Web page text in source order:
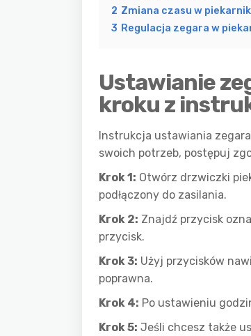
2 Zmiana czasu w
3 Regulacja zegara w
Ustawianie
kroku z
Instrukcja ustawiania
swoich potrzeb, postępuj
Krok 1: Otwórz drzwiczki
podłączony do zasilania.
Krok 2: Znajdź przycisk
przycisk.
Krok 3: Użyj przycisków
poprawna.
Krok 4: Po ustawieniu
Krok 5: Jeśli chcesz także